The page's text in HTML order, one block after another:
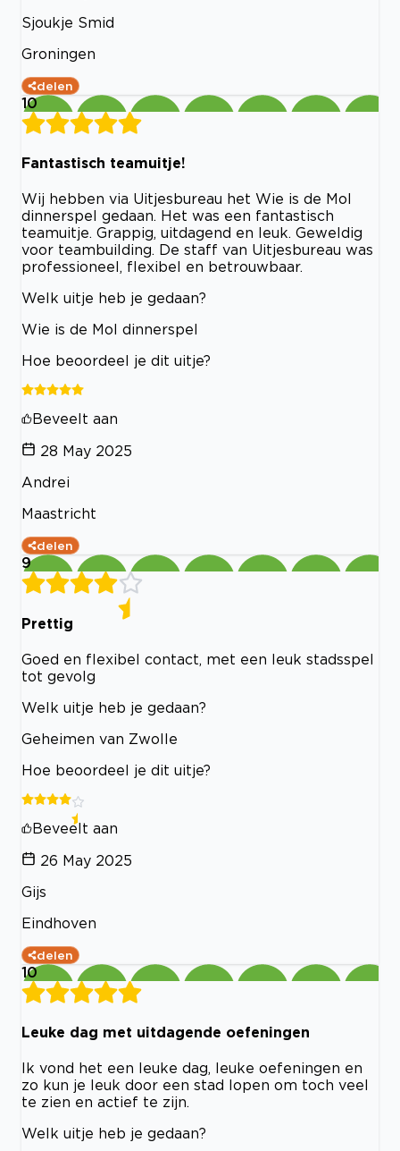
Sjoukje Smid
Groningen
delen
10
Fantastisch teamuitje!
Wij hebben via Uitjesbureau het Wie is de Mol
dinnerspel gedaan. Het was een fantastisch
teamuitje. Grappig, uitdagend en leuk. Geweldig
voor teambuilding. De staff van Uitjesbureau was
professioneel, flexibel en betrouwbaar.
Welk uitje heb je gedaan?
Wie is de Mol dinnerspel
Hoe beoordeel je dit uitje?
Beveelt aan
28 May 2025
Andrei
Maastricht
delen
9
Prettig
Goed en flexibel contact, met een leuk stadsspel
tot gevolg
Welk uitje heb je gedaan?
Geheimen van Zwolle
Hoe beoordeel je dit uitje?
Beveelt aan
26 May 2025
Gijs
Eindhoven
delen
10
Leuke dag met uitdagende oefeningen
Ik vond het een leuke dag, leuke oefeningen en
zo kun je leuk door een stad lopen om toch veel
te zien en actief te zijn.
Welk uitje heb je gedaan?